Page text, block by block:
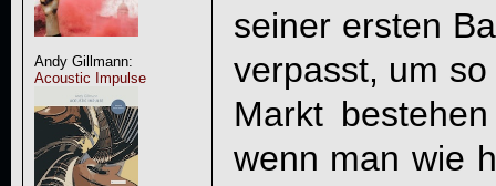
Andy Gillmann:
Acoustic Impulse
seiner ersten
verpasst, um
Markt
wenn man wie